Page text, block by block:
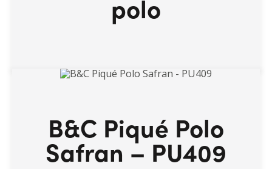
polo
B&C Piqué Polo
Safran – PU409